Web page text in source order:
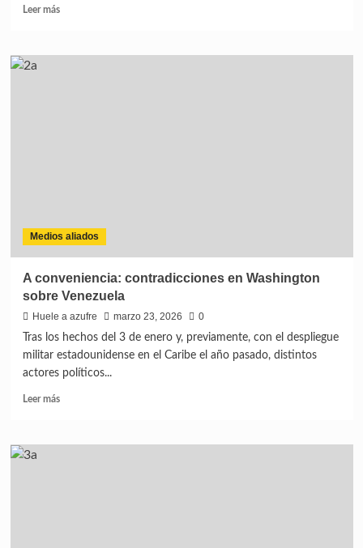
Leer más
Medios aliados
A conveniencia: contradicciones en Washington
sobre Venezuela
Huele a azufre marzo 23, 2026
0
Tras los hechos del 3 de enero y, previamente, con el despliegue
militar estadounidense en el Caribe el año pasado, distintos
actores políticos...
Leer más